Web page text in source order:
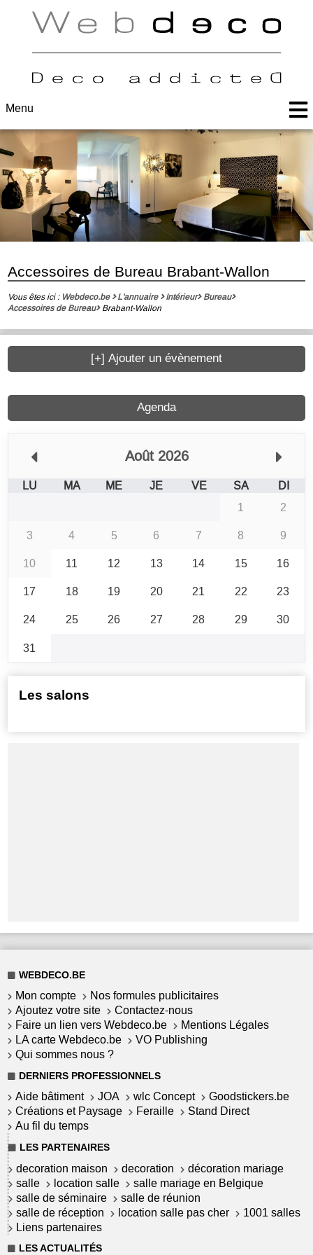
Menu
Accessoires de Bureau Brabant-Wallon
Vous êtes ici : Webdeco.be L'annuaire Intérieur
Bureau
Accessoires de Bureau
Brabant-Wallon
Agenda
Août 2026
LU MA ME JE VE SA
DI
1
2
3
4 5 6 7 8
9
10
11 12 13 14 15
16
17
18 19 20 21 22
23
24
25 26 27 28 29
30
31
[+] Ajouter un évènement
Les salons
WEBDECO.BE
Mon compte
Nos formules publicitaires
Ajoutez votre site
Contactez-nous
Faire un lien vers Webdeco.be
Mentions Légales
LA carte Webdeco.be
VO Publishing
Qui sommes nous ?
DERNIERS PROFESSIONNELS
Aide bâtiment JOA wlc Concept
Goodstickers.be
Créations et Paysage
Feraille
Stand Direct
Au fil du temps
LES PARTENAIRES
decoration maison decoration
décoration mariage
salle
location salle
salle mariage en Belgique
salle de séminaire
salle de réunion
salle de réception
location salle pas cher
1001 salles
Liens partenaires
LES ACTUALITÉS